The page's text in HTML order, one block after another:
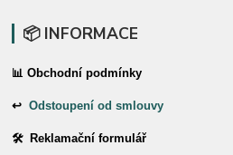
📦 INFORMACE
📊 Obchodní podmínky
↩Odstoupení od smlouvy
🛠 Reklamační formulář